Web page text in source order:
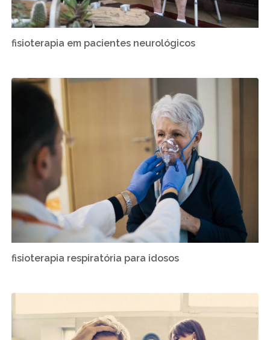
fisioterapia em pacientes neurológicos
fisioterapia respiratória para idosos